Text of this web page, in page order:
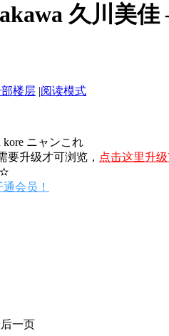
久川美佳
楼层 |阅读模式
kore ニャンこれ
要升级才可浏览， 点击这里升
✫
会员！
一页